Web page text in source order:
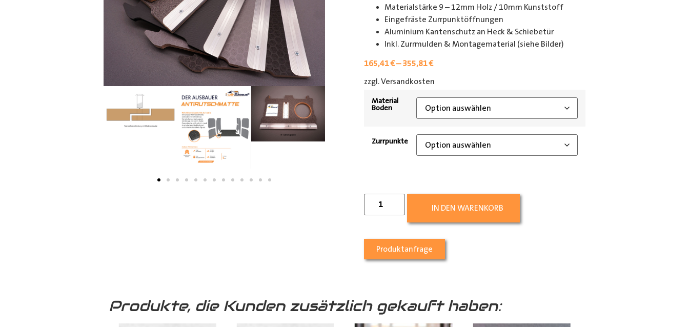
Materialstärke 9 – 12mm Holz / 10mm Kunststoff
Eingefräste Zurrpunktöffnungen
Aluminium Kantenschutz an Heck & Schiebetür
Inkl. Zurrmulden & Montagematerial (siehe Bilder)
165,41€–355,81€
zzgl. Versandkosten
Material
Boden
Zurrpunkte
IN DEN WARENKORB
Produktanfrage
Produkte, die Kunden zusätzlich gekauft haben: